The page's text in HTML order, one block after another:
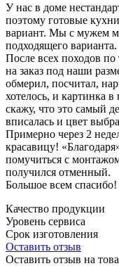
У нас в доме
поэтому готовые
вариант. Мы с мужем
подходящего варианта.
После всех походов
на заказ под наши
обмерил, посчитал,
хотелось, и картинка
скажу, что это самый
вписалась и цвет
Примерно через 2
красавицу!
помучиться с
получился отменный.
Большое всем
Качество продукции
Уровень сервиса
Срок изготовления
Оставить отзыв
Оставить отзыв на